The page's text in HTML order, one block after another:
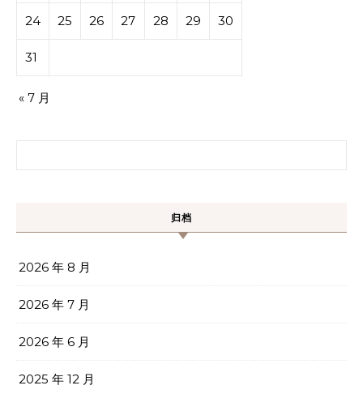
24 25 26 27 28 29 30
31
« 7 月
归档
2026 年 8 月
2026 年 7 月
2026 年 6 月
2025 年 12 月